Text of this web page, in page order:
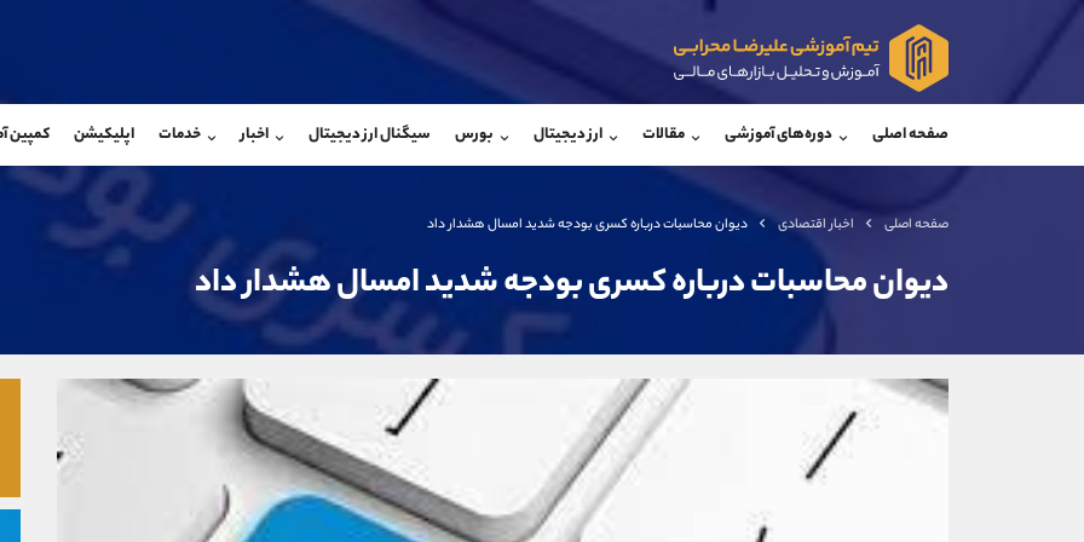
صفحه اصلی دوره‌های آموزشی مقالات ارز دیجیتال بورس سیگنال ارز دیجیتال اخبار خدمات اپلیکیشن کمپین
صفحه اصلی اخبار اقتصادی دیوان محاسبات درباره کسری بودجه شدید امسال هشدار داد
دیوان محاسبات درباره کسری بودجه شدید امسال هشدار داد
شروع گفتگو
@Armteam_admin_por
@Armteam_admin_104
شروع
داخلی
تلفن
بدون پیش شماره